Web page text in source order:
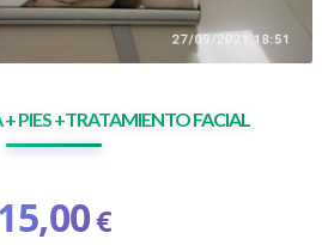
+ PIES +TRATAMIENTO FACIAL
15,00€